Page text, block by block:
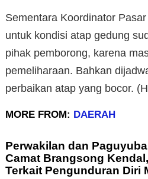
Sementara Koordinator
untuk kondisi atap gedung
pihak pemborong, karena
pemeliharaan. Bahkan
perbaikan atap yang bocor.
MORE FROM: DAERAH
Perwakilan dan
Camat Brangsong
Terkait Pengunduran Diri